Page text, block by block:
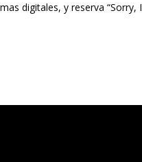
digitales, y reserva “Sorry, I